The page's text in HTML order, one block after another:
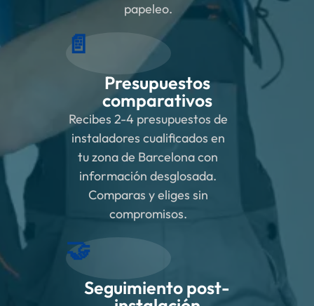
papeleo.
📄
Presupuestos
comparativos
Recibes 2-4 presupuestos de
instaladores cualificados en
tu zona de Barcelona con
información desglosada.
Comparas y eliges sin
compromisos.
🤝
Seguimiento post-